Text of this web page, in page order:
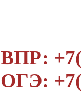
ВПР:
ОГЭ: